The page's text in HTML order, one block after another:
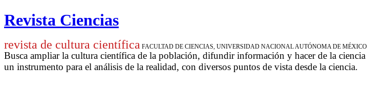
Revista Ciencias
revista de cultura científica FACULTAD DE CIENCIAS, UNIVERSIDAD NACIONAL AUTÓNOMA DE MÉXICO
Busca ampliar la cultura científica de la población, difundir información y hacer de la ciencia
un instrumento para el análisis de la realidad, con diversos puntos de vista desde la ciencia.